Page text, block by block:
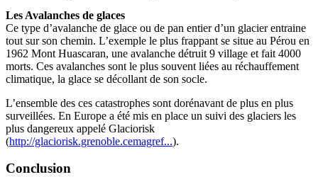
Les Avalanches de glaces
Ce type d’avalanche de glace ou de pan entier d’un glacier entraine
tout sur son chemin. L’exemple le plus frappant se situe au Pérou en
1962 Mont Huascaran, une avalanche détruit 9 village et fait 4000
morts. Ces avalanches sont le plus souvent liées au réchauffement
climatique, la glace se décollant de son socle.
L’ensemble des ces catastrophes sont dorénavant de plus en plus
surveillées. En Europe a été mis en place un suivi des glaciers les
plus dangereux appelé Glaciorisk
(http://glaciorisk.grenoble.cemagref...).
Conclusion